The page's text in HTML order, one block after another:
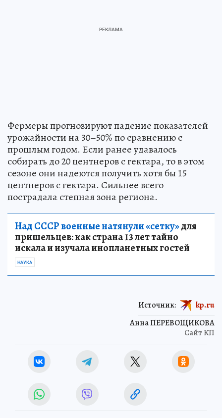
Фермеры прогнозируют падение показателей
урожайности на 30–50% по сравнению с
прошлым годом. Если ранее удавалось
собирать до 20 центнеров с гектара, то в этом
сезоне они надеются получить хотя бы 15
центнеров с гектара. Сильнее всего
пострадала степная зона региона.
Над СССР военные натянули «сетку»для
пришельцев: как страна 13 лет тайно
искала и изучала инопланетных гостей
НАУКА
Анна ПЕРЕВОЩИКОВА
Сайт КП
Источник: kp.ru